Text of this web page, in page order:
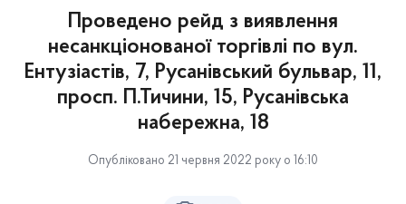
Проведено рейд з виявлення
несанкціонованої торгівлі по вул.
Ентузіастів, 7, Русанівський бульвар, 11,
просп. П.Тичини, 15, Русанівська
набережна, 18
Опубліковано 21 червня 2022 року о 16:10